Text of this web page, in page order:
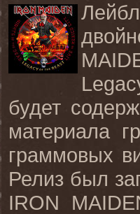
будет
материала
граммовых
Релиз был
IRON